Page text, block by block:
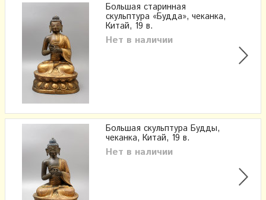
Большая старинная
скульптура «Будда», чеканка,
Китай, 19 в.
Нет в наличии
Большая скульптура Будды,
чеканка, Китай, 19 в.
Нет в наличии